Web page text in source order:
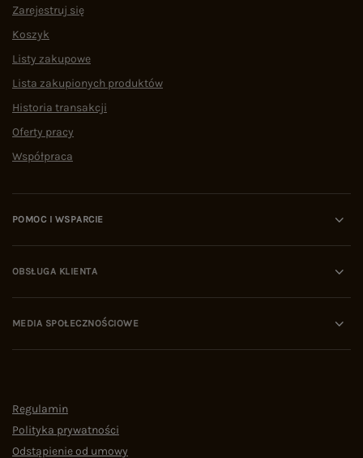
Zarejestruj się
Koszyk
Listy zakupowe
Lista zakupionych produktów
Historia transakcji
Oferty pracy
Współpraca
POMOC I WSPARCIE
OBSŁUGA KLIENTA
MEDIA SPOŁECZNOŚCIOWE
Regulamin
Polityka prywatności
Odstąpienie od umowy